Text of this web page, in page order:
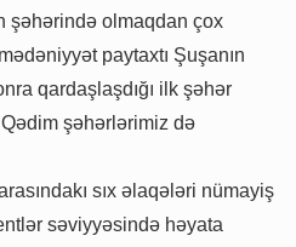
şəhərində olmaqdan çox
paytaxtı Şuşanın
qardaşlaşdığı ilk şəhər
şəhərlərimiz də
sıx əlaqələri nümayiş
səviyyəsində həyata